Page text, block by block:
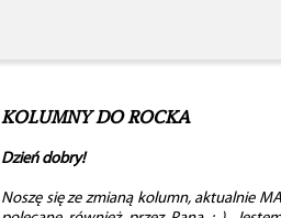
KOLUMNY DO ROCKA
Dzień dobry!
Noszę się ze zmianą kolumn, aktualnie